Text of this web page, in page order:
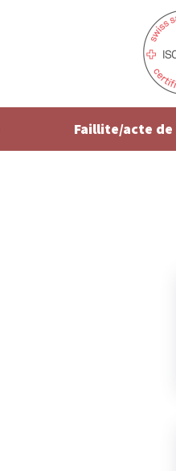
Faillite/acte